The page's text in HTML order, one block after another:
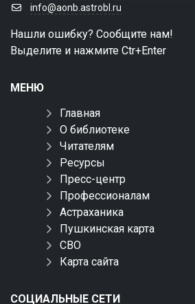
info@aonb.astrobl.ru
Нашли ошибку? Сообщите нам!
Выделите и нажмите Ctr+Enter
МЕНЮ
Главная
О библиотеке
Читателям
Ресурсы
Пресс-центр
Профессионалам
Астраханика
Пушкинская карта
СВО
Карта сайта
СОЦИАЛЬНЫЕ СЕТИ